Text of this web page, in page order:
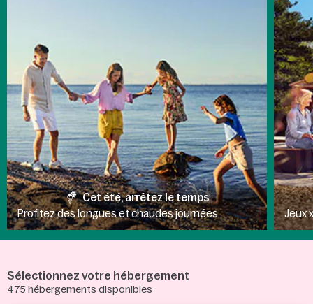
Cet été, arrêtez le temps
Profitez des longues et chaudes journées
Jeux
Sélectionnez votre hébergement
475 hébergements disponibles